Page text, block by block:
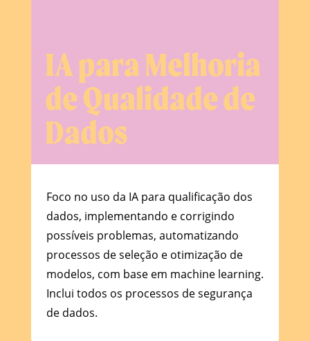
IA para Melhoria
de Qualidade de
Dados
Foco no uso da IA para qualificação dos
dados, implementando e corrigindo
possíveis problemas, automatizando
processos de seleção e otimização de
modelos, com base em machine learning.
Inclui todos os processos de segurança
de dados.